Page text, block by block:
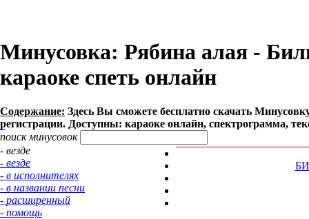
Минусовка: Рябина алая -
караоке спеть онлайн
Содержание: Здесь Вы сможете бесплатно cкачать
регистрации. Доступны: караоке онлайн, спектрограмма,
поиск минусовок
- везде
- везде
- в исполнителях
- в названии песни
- расширенный
- помощь